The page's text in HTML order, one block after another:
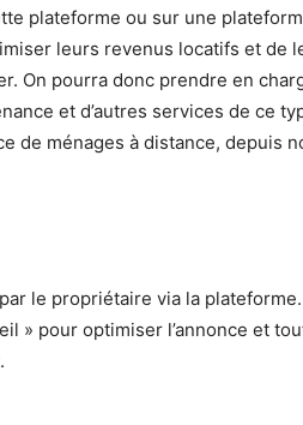
plateforme ou sur une
leurs revenus locatifs et de
On pourra donc prendre en
et d’autres services de ce
de ménages à distance, depuis
le propriétaire via la
» pour optimiser l’annonce et